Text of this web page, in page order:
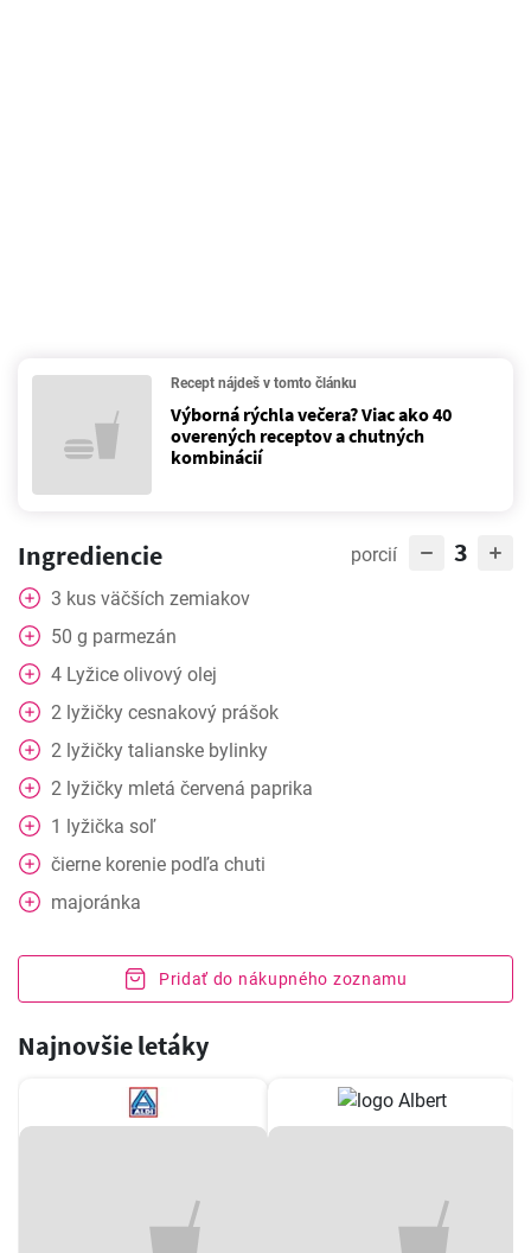
Recept nájdeš v tomto článku
Výborná rýchla večera? Viac ako 40
overených receptov a chutných
kombinácií
Ingrediencie porcií 3
3 kus väčších zemiakov
50 g parmezán
4 Lyžice olivový olej
2 lyžičky cesnakový prášok
2 lyžičky talianske bylinky
2 lyžičky mletá červená paprika
1 lyžička soľ
čierne korenie podľa chuti
majoránka
Pridať do nákupného zoznamu
Najnovšie letáky